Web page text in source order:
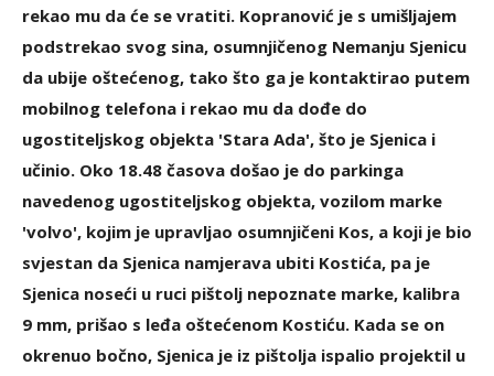
rekao mu da će se vratiti. Kopranović je s umišljajem
podstrekao svog sina, osumnjičenog Nemanju Sjenicu
da ubije oštećenog, tako što ga je kontaktirao putem
mobilnog telefona i rekao mu da dođe do
ugostiteljskog objekta 'Stara Ada', što je Sjenica i
učinio. Oko 18.48 časova došao je do parkinga
navedenog ugostiteljskog objekta, vozilom marke
'volvo', kojim je upravljao osumnjičeni Kos, a koji je bio
svjestan da Sjenica namjerava ubiti Kostića, pa je
Sjenica noseći u ruci pištolj nepoznate marke, kalibra
9 mm, prišao s leđa oštećenom Kostiću. Kada se on
okrenuo bočno, Sjenica je iz pištolja ispalio projektil u